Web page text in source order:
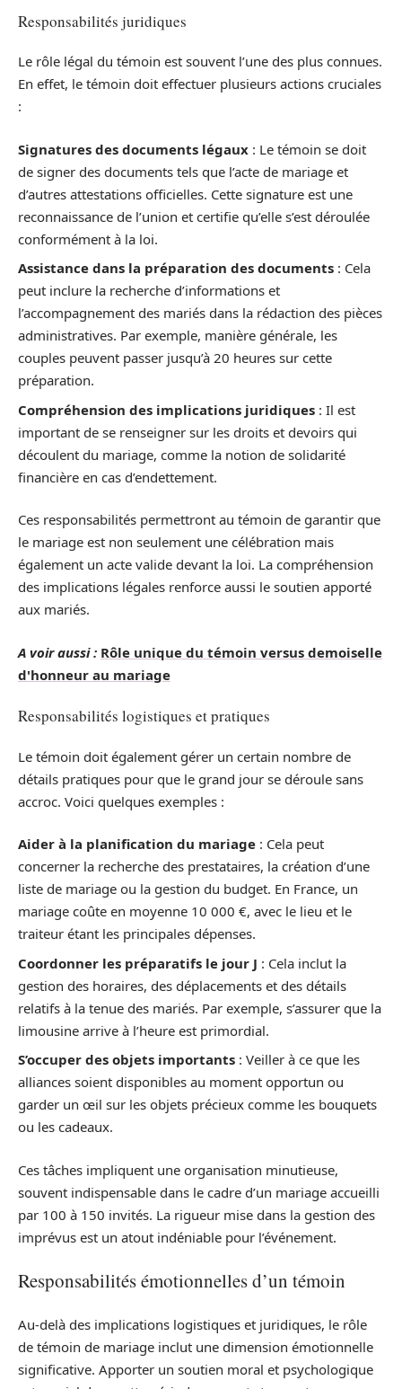
Responsabilités juridiques
Le rôle légal du témoin est souvent l’une des plus connues.
En effet, le témoin doit effectuer plusieurs actions cruciales
:
Signatures des documents légaux : Le témoin se doit
de signer des documents tels que l’acte de mariage et
d’autres attestations officielles. Cette signature est une
reconnaissance de l’union et certifie qu’elle s’est déroulée
conformément à la loi.
Assistance dans la préparation des documents : Cela
peut inclure la recherche d’informations et
l’accompagnement des mariés dans la rédaction des pièces
administratives. Par exemple, manière générale, les
couples peuvent passer jusqu’à 20 heures sur cette
préparation.
Compréhension des implications juridiques : Il est
important de se renseigner sur les droits et devoirs qui
découlent du mariage, comme la notion de solidarité
financière en cas d’endettement.
Ces responsabilités permettront au témoin de garantir que
le mariage est non seulement une célébration mais
également un acte valide devant la loi. La compréhension
des implications légales renforce aussi le soutien apporté
aux mariés.
A voir aussi : Rôle unique du témoin versus demoiselle
d'honneur au mariage
Responsabilités logistiques et pratiques
Le témoin doit également gérer un certain nombre de
détails pratiques pour que le grand jour se déroule sans
accroc. Voici quelques exemples :
Aider à la planification du mariage : Cela peut
concerner la recherche des prestataires, la création d’une
liste de mariage ou la gestion du budget. En France, un
mariage coûte en moyenne 10 000 €, avec le lieu et le
traiteur étant les principales dépenses.
Coordonner les préparatifs le jour J : Cela inclut la
gestion des horaires, des déplacements et des détails
relatifs à la tenue des mariés. Par exemple, s’assurer que la
limousine arrive à l’heure est primordial.
S’occuper des objets importants : Veiller à ce que les
alliances soient disponibles au moment opportun ou
garder un œil sur les objets précieux comme les bouquets
ou les cadeaux.
Ces tâches impliquent une organisation minutieuse,
souvent indispensable dans le cadre d’un mariage accueilli
par 100 à 150 invités. La rigueur mise dans la gestion des
imprévus est un atout indéniable pour l’événement.
Responsabilités émotionnelles d’un témoin
Au-delà des implications logistiques et juridiques, le rôle
de témoin de mariage inclut une dimension émotionnelle
significative. Apporter un soutien moral et psychologique